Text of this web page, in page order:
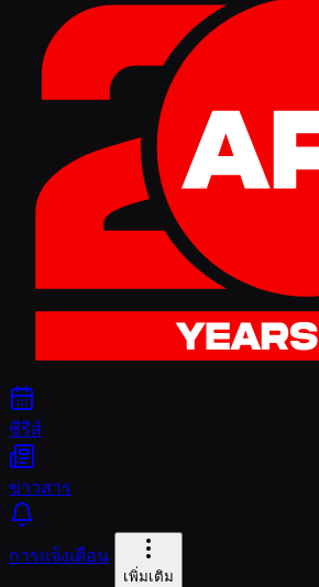
ซีรีส์
ข่าวสาร
การแจ้งเตือน
เพิ่มเติม